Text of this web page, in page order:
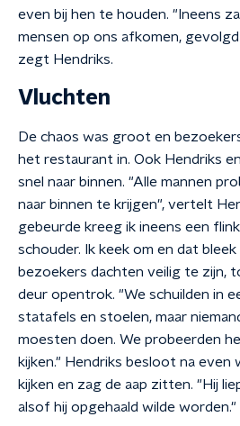
even bij hen te houden. "Ineens
mensen op ons afkomen,
zegt Hendriks.
Vluchten
De chaos was groot en
het restaurant in. Ook Hendriks
snel naar binnen. "Alle mannen
naar binnen te krijgen", vertelt
gebeurde kreeg ik ineens een
schouder. Ik keek om en dat
bezoekers dachten veilig te zijn,
deur opentrok. "We schuilden in
statafels en stoelen, maar
moesten doen. We probeerden
kijken." Hendriks besloot na
kijken en zag de aap zitten. "Hij
alsof hij opgehaald wilde worden."